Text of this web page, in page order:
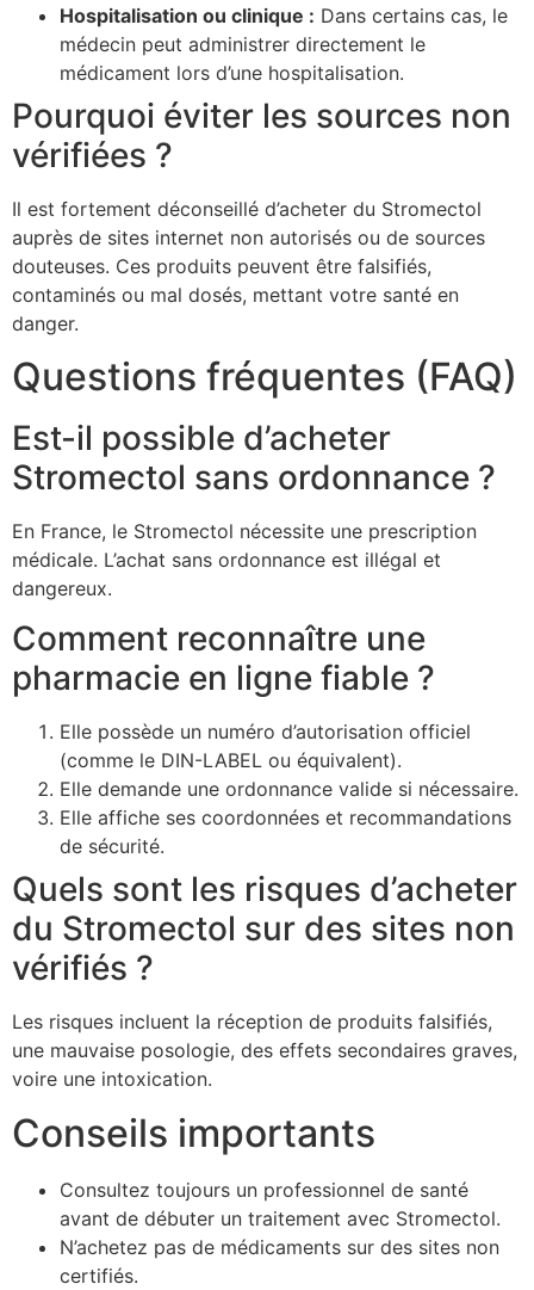
Hospitalisation ou clinique : Dans certains cas, le
médecin peut administrer directement le
médicament lors d’une hospitalisation.
Pourquoi éviter les sources non
vérifiées ?
Il est fortement déconseillé d’acheter du Stromectol
auprès de sites internet non autorisés ou de sources
douteuses. Ces produits peuvent être falsifiés,
contaminés ou mal dosés, mettant votre santé en
danger.
Questions fréquentes (FAQ)
Est-il possible d’acheter
Stromectol sans ordonnance ?
En France, le Stromectol nécessite une prescription
médicale. L’achat sans ordonnance est illégal et
dangereux.
Comment reconnaître une
pharmacie en ligne fiable ?
Elle possède un numéro d’autorisation officiel
(comme le DIN-LABEL ou équivalent).
Elle demande une ordonnance valide si nécessaire.
Elle affiche ses coordonnées et recommandations
de sécurité.
Quels sont les risques d’acheter
du Stromectol sur des sites non
vérifiés ?
Les risques incluent la réception de produits falsifiés,
une mauvaise posologie, des effets secondaires graves,
voire une intoxication.
Conseils importants
Consultez toujours un professionnel de santé
avant de débuter un traitement avec Stromectol.
N’achetez pas de médicaments sur des sites non
certifiés.